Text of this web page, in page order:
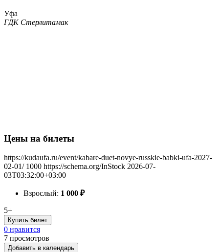
Уфа
ГДК Стерлитамак
Цены на билеты
https://kudaufa.ru/event/kabare-duet-novye-russkie-babki-ufa-2027-
02-01/ 1000 https://schema.org/InStock 2026-07-
03T03:32:00+03:00
Взрослый: 1 000 ₽
5+
Купить билет
0 нравится
7 просмотров
Добавить в календарь